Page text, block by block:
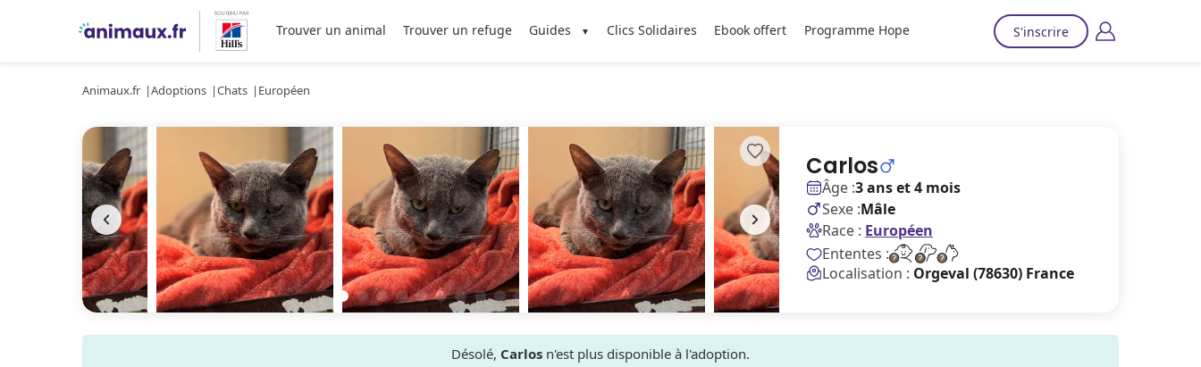
Trouver un animal Trouver un refuge Guides Clics Solidaires Ebook offert Programme Hope S'inscrire
Animaux.fr Adoptions Chats Européen
Carlos
Âge :3 ans et 4 mois
Sexe :Mâle
Race : Européen
Ententes :
Localisation : Orgeval (78630) France
Désolé, Carlos n'est plus disponible à l'adoption.